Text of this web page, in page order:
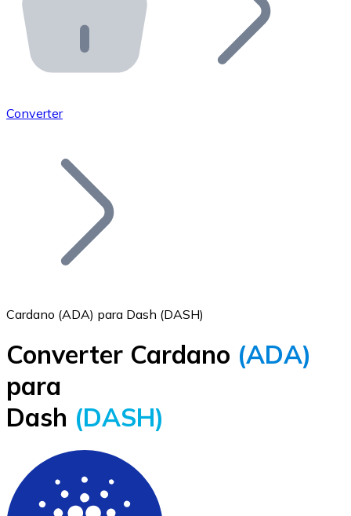
API Bitnovo
Integre nossa API no seu ecossistema.
Junte-se à nossa rede de revendedores e comercialize
Adicione o token do seu projeto ao nosso serviço de
Bitcoin
BTC
Converter
Cardano (ADA) para Dash (DASH)
Converter Cardano (ADA)
para
Dash (DASH)